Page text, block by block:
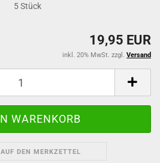
5Stück
19,95 EUR
inkl. 20% MwSt. zzgl. Versand
AUF DEN MERKZETTEL